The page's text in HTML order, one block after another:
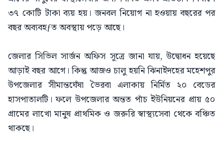
৩৭ কোটি টাকা ব্যয় হয়। জনবল নিয়োগ না হওয়ায় বছরের পর
বছর অব্যবহƒত অবস্থায় পড়ে আছে।
জেলার সিভিল সার্জন অফিস সূত্রে জানা যায়, উদ্বোধন হয়েছে
আড়াই বছর আগে। কিন্তু আজও চালু হয়নি ঝিনাইদহের মহেশপুর
উপজেলার সীমান্তঘেঁষা ভৈরবা এলাকায় নির্মিত ২০ বেডের
হাসপাতালটি। ফলে উপজেলার অন্তত পাঁচ ইউনিয়নের প্রায় ৫০
গ্রামের লাখো মানুষ প্রাথমিক ও জরুরি স্বাস্থ্যসেবা থেকে বঞ্চিত
থাকছে।